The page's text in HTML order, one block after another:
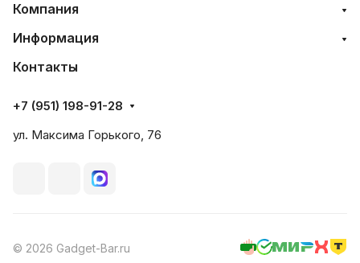
Компания
Информация
Контакты
+7 (951) 198-91-28
ул. Максима Горького, 76
© 2026 Gadget-Bar.ru